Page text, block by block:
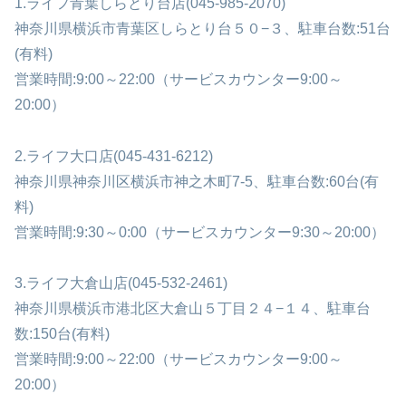
神奈川県横浜市青葉区しらとり台５０−３、駐車台数:51台
(有料)
営業時間:9:00～22:00（サービスカウンター9:00～
20:00）
2.ライフ大口店(045-431-6212)
神奈川県神奈川区横浜市神之木町7-5、駐車台数:60台(有
料)
営業時間:9:30～0:00（サービスカウンター9:30～20:00）
3.ライフ大倉山店(045-532-2461)
神奈川県横浜市港北区大倉山５丁目２４−１４、駐車台
数:150台(有料)
営業時間:9:00～22:00（サービスカウンター9:00～
20:00）